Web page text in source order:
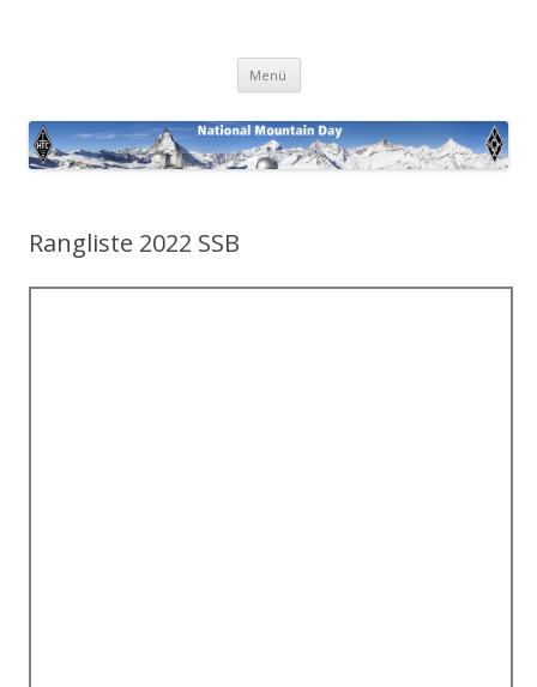
Menü Zum
springen
Rangliste 2022 SSB